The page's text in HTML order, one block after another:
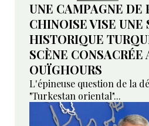
UNE CAMPAGNE DE
CHINOISE VISE UNE
HISTORIQUE
SCÈNE CONSACRÉE
OUÏGHOURS
L'épineuse question de la
"Turkestan oriental"...